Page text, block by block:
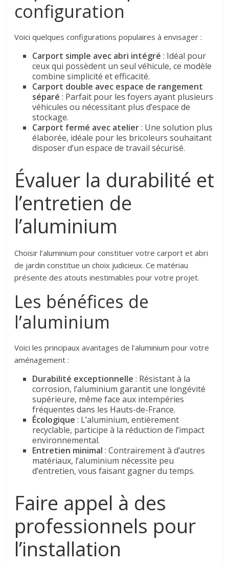
configuration
Voici quelques configurations populaires à envisager :
Carport simple avec abri intégré : Idéal pour
ceux qui possèdent un seul véhicule, ce modèle
combine simplicité et efficacité.
Carport double avec espace de rangement
séparé : Parfait pour les foyers ayant plusieurs
véhicules ou nécessitant plus d’espace de
stockage.
Carport fermé avec atelier: Une solution plus
élaborée, idéale pour les bricoleurs souhaitant
disposer d’un espace de travail sécurisé.
Évaluer la durabilité et
l’entretien de
l’aluminium
Choisir l’aluminium pour constituer votre carport et abri
de jardin constitue un choix judicieux. Ce matériau
présente des atouts inestimables pour votre projet.
Les bénéfices de
l’aluminium
Voici les principaux avantages de l’aluminium pour votre
aménagement :
Durabilité exceptionnelle : Résistant à la
corrosion, l’aluminium garantit une longévité
supérieure, même face aux intempéries
fréquentes dans les Hauts-de-France.
Écologique : L’aluminium, entièrement
recyclable, participe à la réduction de l’impact
environnemental.
Entretien minimal : Contrairement à d’autres
matériaux, l’aluminium nécessite peu
d’entretien, vous faisant gagner du temps.
Faire appel à des
professionnels pour
l’installation